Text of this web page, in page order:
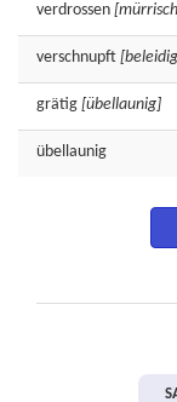
verdrossen
verschnupft
grätig [übellaunig]
übellaunig